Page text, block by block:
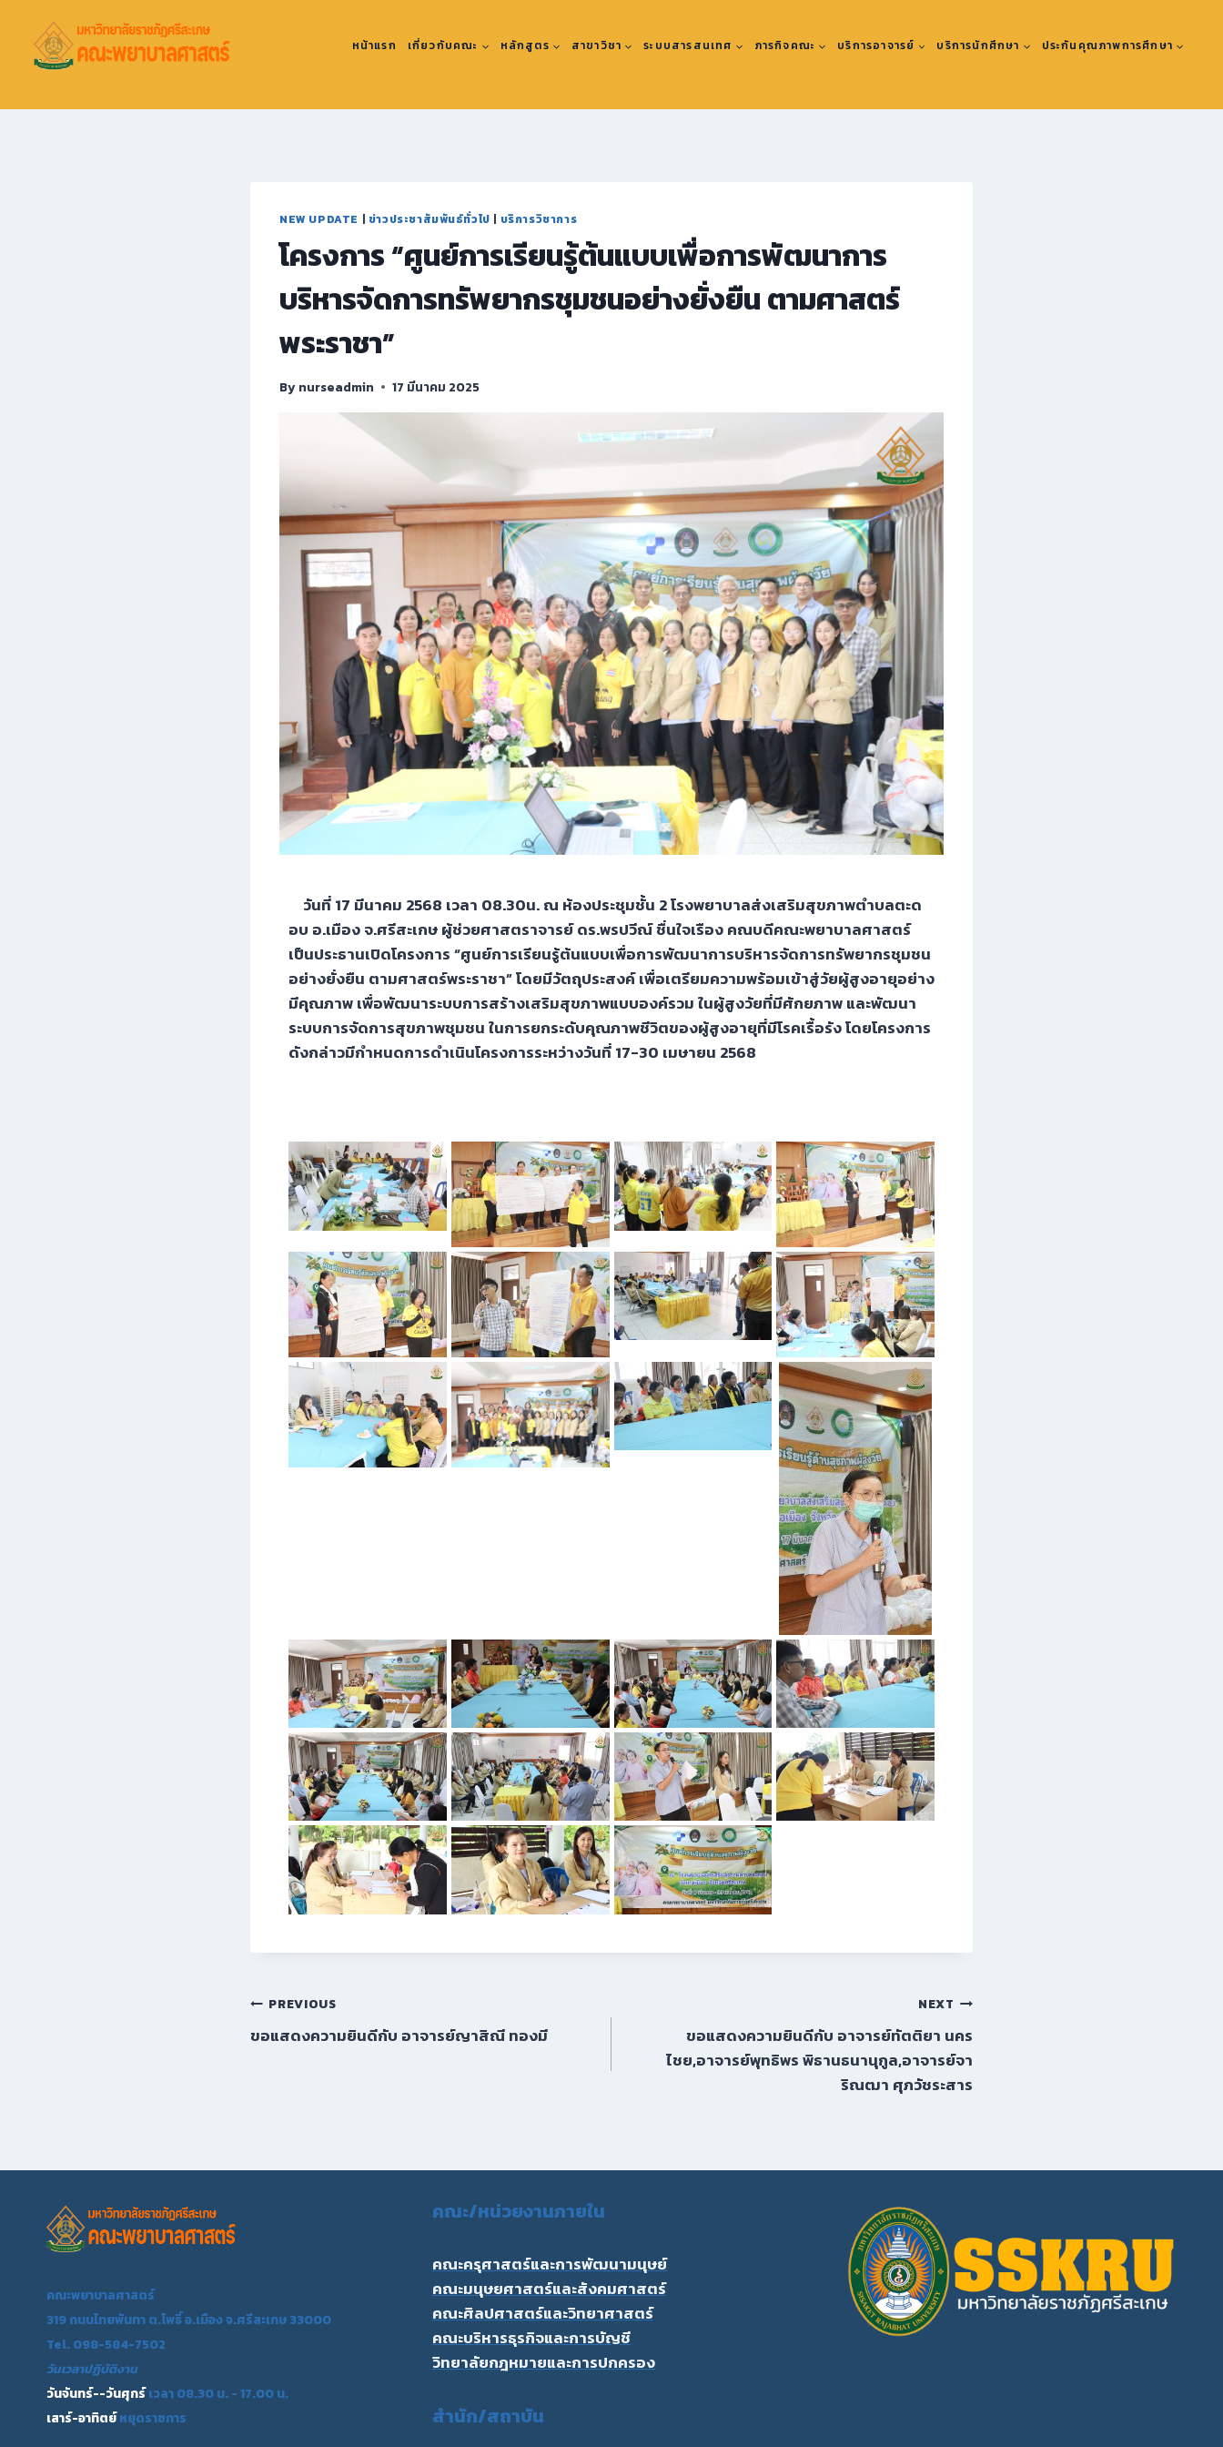
หน้าแรก เกี่ยวกับคณะ หลักสูตร สาขาวิชา ระบบสารสนเทศ ภารกิจคณะ บริการอาจารย์ บริการนักศึกษา ประกันคุณภาพการศึกษา
NEW UPDATE | ข่าวประชาสัมพันธ์ทั่วไป | บริการวิชาการ
โครงการ “ศูนย์การเรียนรู้ต้นแบบเพื่อการพัฒนาการ
บริหารจัดการทรัพยากรชุมชนอย่างยั่งยืน ตามศาสตร์
พระราชา”
By nurseadmin 17 มีนาคม 2025
วันที่ 17 มีนาคม 2568 เวลา 08.30น. ณ ห้องประชุมชั้น 2 โรงพยาบาลส่งเสริมสุขภาพตำบลตะด
อบ อ.เมือง จ.ศรีสะเกษ ผู้ช่วยศาสตราจารย์ ดร.พรปวีณ์ ชื่นใจเรือง คณบดีคณะพยาบาลศาสตร์
เป็นประธานเปิดโครงการ “ศูนย์การเรียนรู้ต้นแบบเพื่อการพัฒนาการบริหารจัดการทรัพยากรชุมชน
อย่างยั่งยืน ตามศาสตร์พระราชา” โดยมีวัตถุประสงค์ เพื่อเตรียมความพร้อมเข้าสู่วัยผู้สูงอายุอย่าง
มีคุณภาพ เพื่อพัฒนาระบบการสร้างเสริมสุขภาพแบบองค์รวม ในผู้สูงวัยที่มีศักยภาพ และพัฒนา
ระบบการจัดการสุขภาพชุมชน ในการยกระดับคุณภาพชีวิตของผู้สูงอายุที่มีโรคเรื้อรัง โดยโครงการ
ดังกล่าวมีกำหนดการดำเนินโครงการระหว่างวันที่ 17-30 เมษายน 2568
PREVIOUS
ขอแสดงความยินดีกับ อาจารย์ญาสิณี ทองมี
NEXT
ขอแสดงความยินดีกับ อาจารย์ทัตติยา นคร
ไชย,อาจารย์พุทธิพร พิธานธนานุกูล,อาจารย์จา
ริณฒา ศุภวัชระสาร
คณะพยาบาลศาสตร์
319 ถนนไทยพันทา ต.โพธิ์ อ.เมือง จ.ศรีสะเกษ 33000
Tel. 098-584-7502
วันเวลาปฏิบัติงาน
วันจันทร์--วันศุกร์เวลา 08.30 น. - 17.00 น.
เสาร์-อาทิตย์หยุดราชการ
คณะ/หน่วยงานภายใน
คณะครุศาสตร์และการพัฒนามนุษย์
คณะมนุษยศาสตร์และสังคมศาสตร์
คณะศิลปศาสตร์และวิทยาศาสตร์
คณะบริหารธุรกิจและการบัญชี
วิทยาลัยกฎหมายและการปกครอง
สำนัก/สถาบัน